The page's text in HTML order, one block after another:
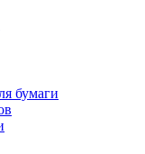
бумаги